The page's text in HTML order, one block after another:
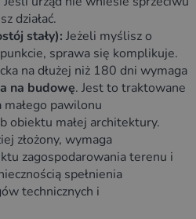
działać.
stały): Jeżeli myślisz o
sprawa się komplikuje.
na dłużej niż 180 dni wymaga
na budowę. Jest to traktowane
pawilonu
obiektu małej architektury.
złożony, wymaga
zagospodarowania terenu i
spełnienia
technicznych i